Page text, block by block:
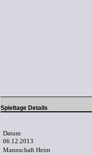
Spieltage Details
Datum
06.12.2013
Mannschaft Heim